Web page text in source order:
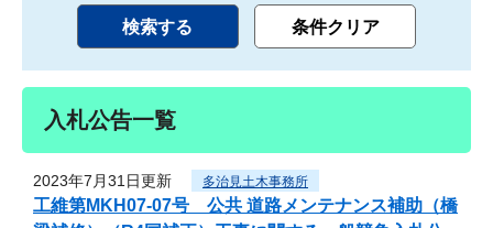
入札公告一覧
2023年7月31日更新 多治見土木事務所
工維第MKH07-07号 公共 道路メンテナンス補助（橋